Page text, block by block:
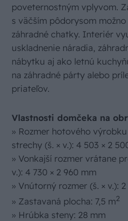
poveternostným vplyvom.
s väčším pôdorysom
záhradné chatky. Interiér
uskladnenie náradia,
nábytku aj ako letnú
na záhradné párty alebo
priateľov.
Vlastnosti domčeka na
» Rozmer hotového
strechy (š. × v.): 4 503 × 2
» Vonkajší rozmer vrátane
v.): 4 730 × 2 960 mm
» Vnútorný rozmer (š. × v.):
» Zastavaná plocha: 7,5 m2
» Hrúbka steny: 28 mm